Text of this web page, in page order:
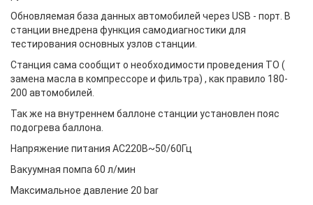
Обновляемая база данных автомобилей через USB - порт. В
станции внедрена функция самодиагностики для
тестирования основных узлов станции.
Станция сама сообщит о необходимости проведения ТО (
замена масла в компрессоре и фильтра) , как правило 180-
200 автомобилей.
Так же на внутреннем баллоне станции установлен пояс
подогрева баллона.
Напряжение питания AC220В~50/60Гц
Вакуумная помпа 60 л/мин
Максимальное давление 20 bar